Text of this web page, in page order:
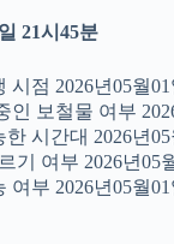
21시45분
점 2026년05월01
보철물 여부
시간대 2026년05
기 여부 2026년05
부 2026년05월01